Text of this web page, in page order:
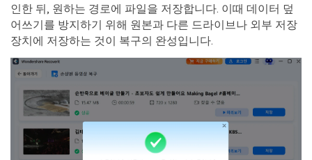
인한 뒤, 원하는 경로에 파일을 저장합니다. 이때 데이터 덮
어쓰기를 방지하기 위해 원본과 다른 드라이브나 외부 저장
장치에 저장하는 것이 복구의 완성입니다.